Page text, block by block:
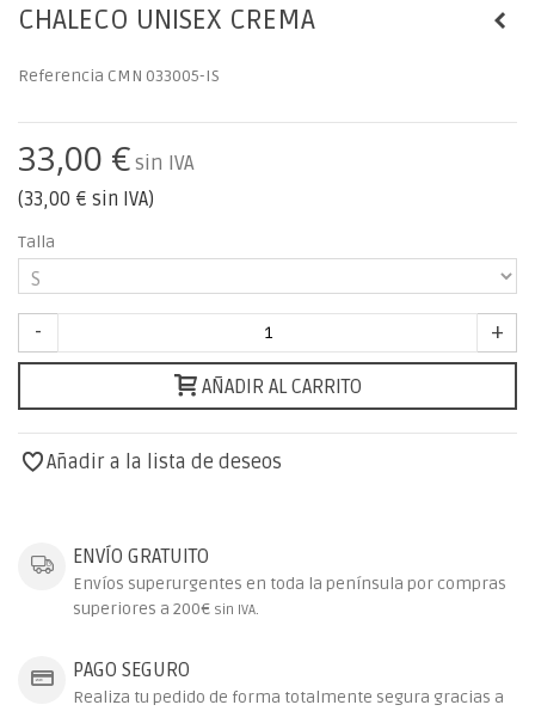
CHALECO UNISEX CREMA
Referencia CMN 033005-IS
33,00 € sin IVA
(33,00 € sin IVA)
Talla
- +
AÑADIR AL CARRITO
Añadir a la lista de deseos
ENVÍO GRATUITO
Envíos superurgentes en toda la península por compras
superiores a 200€ sin IVA.
PAGO SEGURO
Realiza tu pedido de forma totalmente segura gracias a